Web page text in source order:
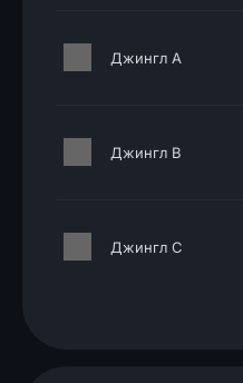
Джингл A
Джингл B
Джингл C